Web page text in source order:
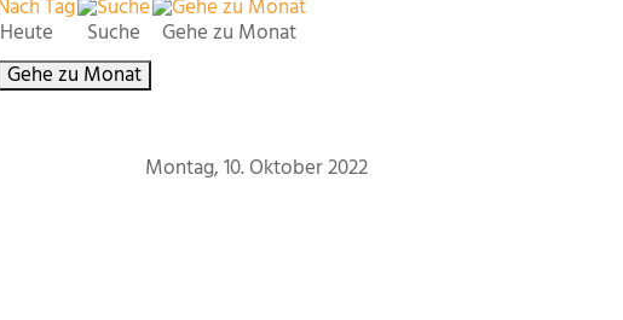
Heute Suche
Gehe zu Monat
Gehe zu Monat
Montag, 10. Oktober 2022